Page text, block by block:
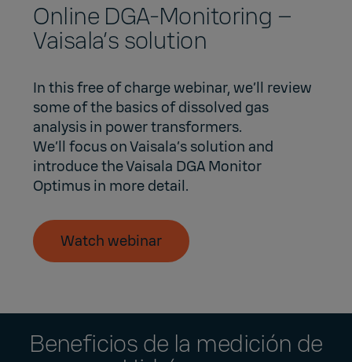
Online DGA-Monitoring –
Vaisala’s solution
In this free of charge webinar, we’ll review
some of the basics of dissolved gas
analysis in power transformers.
We’ll focus on Vaisala’s solution and
introduce the Vaisala DGA Monitor
Optimus in more detail.
Watch webinar
Beneficios de la medición de